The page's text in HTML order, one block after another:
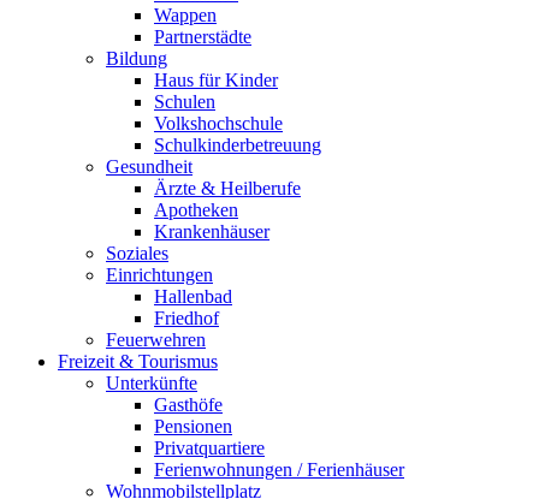
Wappen
Partnerstädte
Bildung
Haus für Kinder
Schulen
Volkshochschule
Schulkinderbetreuung
Gesundheit
Ärzte & Heilberufe
Apotheken
Krankenhäuser
Soziales
Einrichtungen
Hallenbad
Friedhof
Feuerwehren
Freizeit & Tourismus
Unterkünfte
Gasthöfe
Pensionen
Privatquartiere
Ferienwohnungen / Ferienhäuser
Wohnmobilstellplatz